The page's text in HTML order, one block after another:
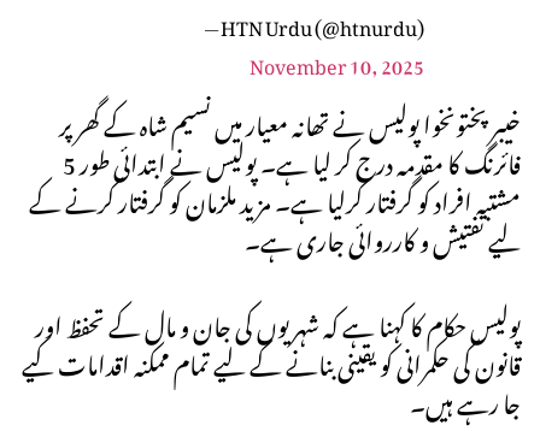
— HTN Urdu (@htnurdu)
November 10, 2025
خیبر پختونخوا پولیس نے تھانہ معیار میں نسیم شاہ کے گھر پر
فائرنگ کا مقدمہ درج کر لیا ہے۔ پولیس نے ابتدائی طور 5
مشتبہ افراد کو گرفتار کرلیا ہے۔ مزید ملزمان کو گرفتار کرنے کے
لیے تفتیش و کارروائی جاری ہے۔
پولیس حکام کا کہنا ہے کہ شہریوں کی جان و مال کے تحفظ اور
قانون کی حکمرانی کو یقینی بنانے کے لیے تمام ممکنہ اقدامات کیے
جا رہے ہیں۔